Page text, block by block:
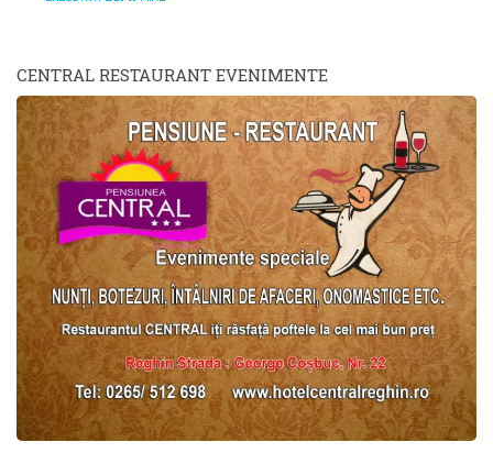
CENTRAL RESTAURANT EVENIMENTE